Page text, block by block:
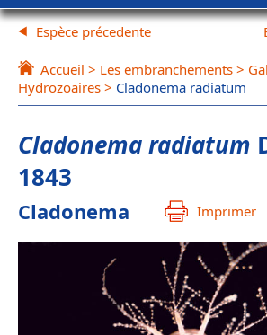
Espèce précedente
Accueil > Les embranchements >
Hydrozoaires > Cladonema radiatum
Cladonema radiatum
1843
Cladonema Imprimer